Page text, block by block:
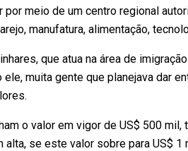
meio de um centro regional
manufatura, alimentação,
que atua na área de
muita gente que planejava dar
o valor em vigor de US$ 500
alta, se este valor sobre para US$ 1